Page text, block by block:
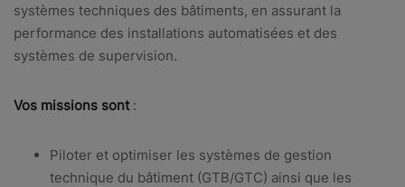
systèmes techniques des bâtiments, en assurant la
performance des installations automatisées et des
systèmes de supervision.
Vos missions sont :
Piloter et optimiser les systèmes de gestion
technique du bâtiment (GTB/GTC) ainsi que les